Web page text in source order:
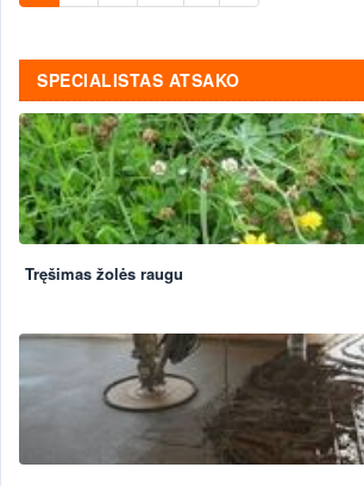
SPECIALISTAS ATSAKO
Tręšimas žolės raugu